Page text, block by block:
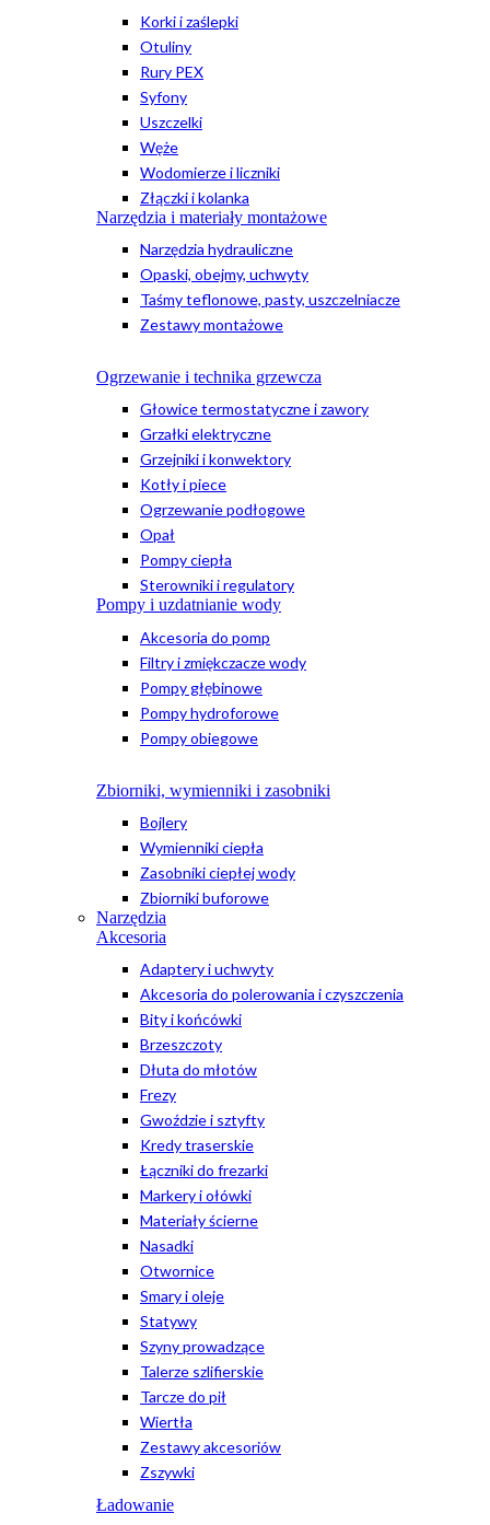
Korki i zaślepki
Otuliny
Rury PEX
Syfony
Uszczelki
Węże
Wodomierze i liczniki
Złączki i kolanka
Narzędzia i materiały montażowe
Narzędzia hydrauliczne
Opaski, obejmy, uchwyty
Taśmy teflonowe, pasty, uszczelniacze
Zestawy montażowe
Ogrzewanie i technika grzewcza
Głowice termostatyczne i zawory
Grzałki elektryczne
Grzejniki i konwektory
Kotły i piece
Ogrzewanie podłogowe
Opał
Pompy ciepła
Sterowniki i regulatory
Pompy i uzdatnianie wody
Akcesoria do pomp
Filtry i zmiękczacze wody
Pompy głębinowe
Pompy hydroforowe
Pompy obiegowe
Zbiorniki, wymienniki i zasobniki
Bojlery
Wymienniki ciepła
Zasobniki ciepłej wody
Zbiorniki buforowe
Narzędzia
Akcesoria
Adaptery i uchwyty
Akcesoria do polerowania i czyszczenia
Bity i końcówki
Brzeszczoty
Dłuta do młotów
Frezy
Gwoździe i sztyfty
Kredy traserskie
Łączniki do frezarki
Markery i ołówki
Materiały ścierne
Nasadki
Otwornice
Smary i oleje
Statywy
Szyny prowadzące
Talerze szlifierskie
Tarcze do pił
Wiertła
Zestawy akcesoriów
Zszywki
Ładowanie